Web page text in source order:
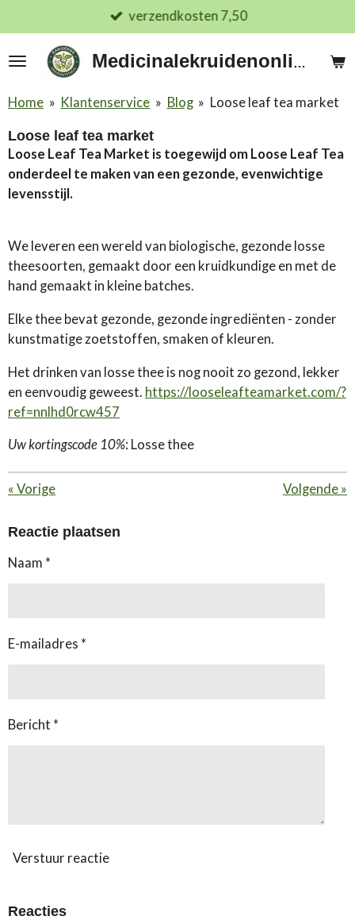
direct
naar
hoofdinhoud
Medicinalekruidenonline.nl
verzendkosten 7,50
Home » Klantenservice » Blog » Loose leaf tea market
Loose leaf tea market
Loose Leaf Tea Market is toegewijd om Loose Leaf Tea
onderdeel te maken van een gezonde, evenwichtige
levensstijl.
We leveren een wereld van biologische, gezonde losse
theesoorten, gemaakt door een kruidkundige en met de
hand gemaakt in kleine batches.
Elke thee bevat gezonde, gezonde ingrediënten - zonder
kunstmatige zoetstoffen, smaken of kleuren.
Het drinken van losse thee is nog nooit zo gezond, lekker
en eenvoudig geweest. https://looseleafteamarket.com/?
ref=nnlhd0rcw457
Uw kortingscode 10%: Losse thee
« Vorige Volgende »
Reactie plaatsen
Naam *
E-mailadres *
Bericht *
Verstuur reactie
Reacties